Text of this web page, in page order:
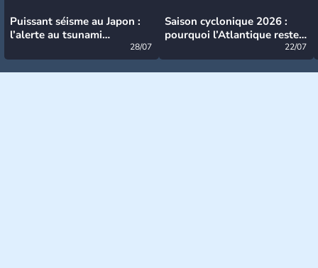
Puissant séisme au Japon :
l’alerte au tsunami
28/07
Saison cyclonique 2026 :
pourquoi l’Atlantique reste
22/07